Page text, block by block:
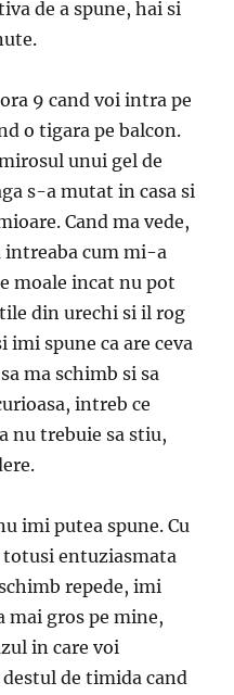
de a spune, hai si
9 cand voi intra pe
o tigara pe balcon.
unui gel de
s-a mutat in casa si
Cand ma vede,
intreaba cum mi-a
moale incat nu pot
din urechi si il rog
imi spune ca are ceva
ma schimb si sa
intreb ce
nu trebuie sa stiu,
imi putea spune. Cu
entuziasmata
repede, imi
mai gros pe mine,
in care voi
de timida cand